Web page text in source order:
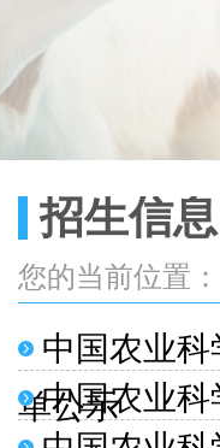
招生信息
您的当前位置
中国农业
单公示
中国农业